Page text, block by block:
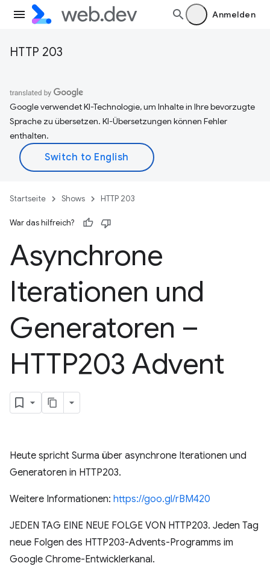
Anmelden
HTTP 203
Google verwendet KI-Technologie, um Inhalte in Ihre bevorzugte
Sprache zu übersetzen. KI-Übersetzungen können Fehler
enthalten.
Startseite Shows HTTP 203
War das hilfreich?
Asynchrone
Iterationen und
Generatoren –
HTTP203 Advent
Heute spricht Surma über asynchrone Iterationen und
Generatoren in HTTP203.
Weitere Informationen: https://goo.gl/rBM420
JEDEN TAG EINE NEUE FOLGE VON HTTP203. Jeden Tag
neue Folgen des HTTP203-Advents-Programms im
Google Chrome-Entwicklerkanal.